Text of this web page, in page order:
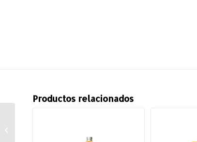
Productos relacionados